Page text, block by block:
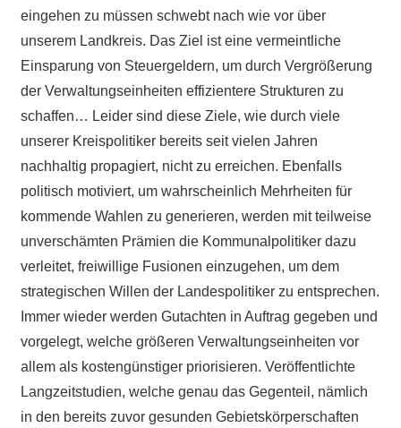
eingehen zu müssen schwebt nach wie vor über
unserem Landkreis. Das Ziel ist eine vermeintliche
Einsparung von Steuergeldern, um durch Vergrößerung
der Verwaltungseinheiten effizientere Strukturen zu
schaffen… Leider sind diese Ziele, wie durch viele
unserer Kreispolitiker bereits seit vielen Jahren
nachhaltig propagiert, nicht zu erreichen. Ebenfalls
politisch motiviert, um wahrscheinlich Mehrheiten für
kommende Wahlen zu generieren, werden mit teilweise
unverschämten Prämien die Kommunalpolitiker dazu
verleitet, freiwillige Fusionen einzugehen, um dem
strategischen Willen der Landespolitiker zu entsprechen.
Immer wieder werden Gutachten in Auftrag gegeben und
vorgelegt, welche größeren Verwaltungseinheiten vor
allem als kostengünstiger priorisieren. Veröffentlichte
Langzeitstudien, welche genau das Gegenteil, nämlich
in den bereits zuvor gesunden Gebietskörperschaften